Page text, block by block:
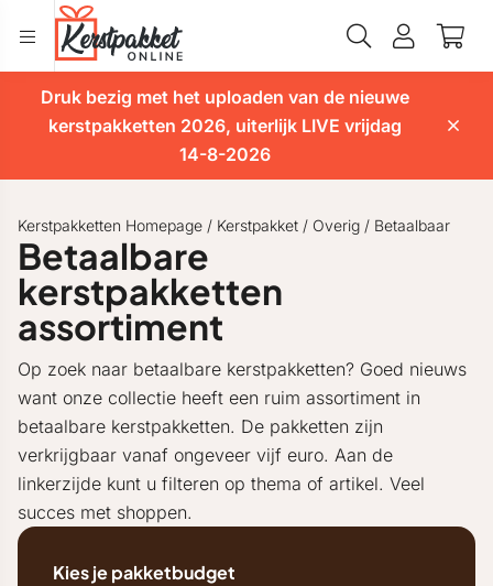
Druk bezig met het uploaden van de nieuwe
kerstpakketten 2026, uiterlijk LIVE vrijdag
14-8-2026
Kerstpakketten Homepage / Kerstpakket / Overig / Betaalbaar
Betaalbare
kerstpakketten
assortiment
Op zoek naar betaalbare kerstpakketten? Goed nieuws
want onze collectie heeft een ruim assortiment in
betaalbare kerstpakketten. De pakketten zijn
verkrijgbaar vanaf ongeveer vijf euro. Aan de
linkerzijde kunt u filteren op thema of artikel. Veel
succes met shoppen.
Kies je pakketbudget